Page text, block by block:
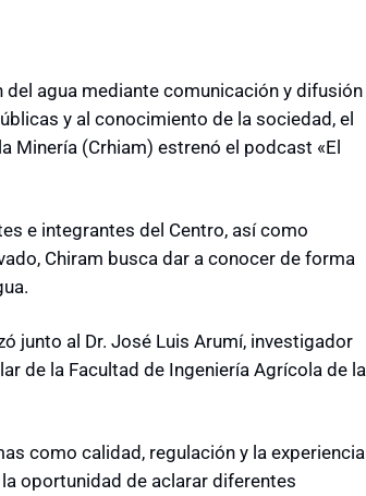
agua mediante comunicación y difusión
y al conocimiento de la sociedad, el
Minería (Crhiam) estrenó el podcast «El
e integrantes del Centro, así como
Chiram busca dar a conocer de forma
junto al Dr. José Luis Arumí, investigador
de la Facultad de Ingeniería Agrícola de la
como calidad, regulación y la experiencia
oportunidad de aclarar diferentes